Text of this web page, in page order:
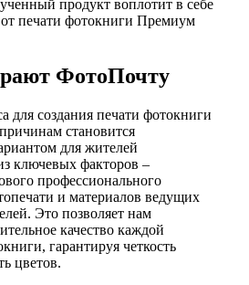
продукт воплотит в себе
печати фотокниги Премиум
ФотоПочту
для создания печати фотокниги
становится
для жителей
ключевых факторов –
профессионального
и материалов ведущих
Это позволяет нам
качество каждой
гарантируя четкость
цветов.